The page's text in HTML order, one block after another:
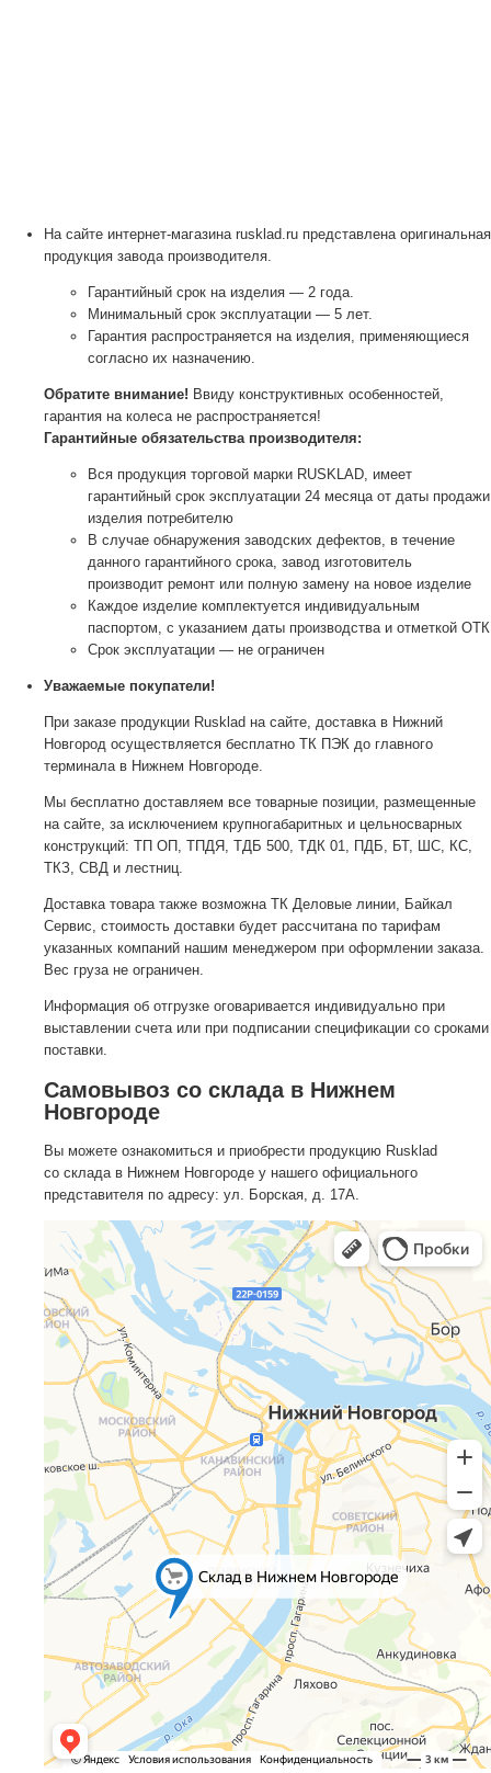
На сайте интернет-магазина rusklad.ru представлена оригинальная
продукция завода производителя.
Гарантийный срок на изделия — 2 года.
Минимальный срок эксплуатации — 5 лет.
Гарантия распространяется на изделия, применяющиеся
согласно их назначению.
Обратите внимание! Ввиду конструктивных особенностей,
гарантия на колеса не распространяется!
Гарантийные обязательства производителя:
Вся продукция торговой марки RUSKLAD, имеет
гарантийный срок эксплуатации 24 месяца от даты продажи
изделия потребителю
В случае обнаружения заводских дефектов, в течение
данного гарантийного срока, завод изготовитель
производит ремонт или полную замену на новое изделие
Каждое изделие комплектуется индивидуальным
паспортом, с указанием даты производства и отметкой ОТК
Срок эксплуатации — не ограничен
Уважаемые покупатели!
При заказе продукции Rusklad на сайте, доставка в Нижний
Новгород осуществляется бесплатно ТК ПЭК до главного
терминала в Нижнем Новгороде.
Мы бесплатно доставляем все товарные позиции, размещенные
на сайте, за исключением крупногабаритных и цельносварных
конструкций: ТП ОП, ТПДЯ, ТДБ 500, ТДК 01, ПДБ, БТ, ШС, КС,
ТКЗ, СВД и лестниц.
Доставка товара также возможна ТК Деловые линии, Байкал
Сервис, стоимость доставки будет рассчитана по тарифам
указанных компаний нашим менеджером при оформлении заказа.
Вес груза не ограничен.
Информация об отгрузке оговаривается индивидуально при
выставлении счета или при подписании спецификации со сроками
поставки.
Самовывоз со склада в Нижнем
Новгороде
Вы можете ознакомиться и приобрести продукцию Rusklad
со склада в Нижнем Новгороде у нашего официального
представителя по адресу: ул. Борская, д. 17А.